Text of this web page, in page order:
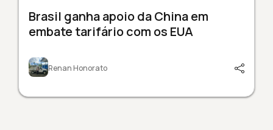
Brasil ganha apoio da China em
embate tarifário com os EUA
Renan Honorato